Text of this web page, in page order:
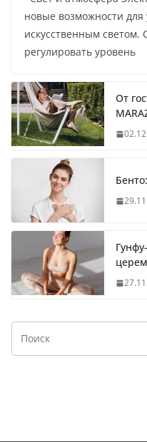
новые возможности
искусственным
регулировать уровень
От